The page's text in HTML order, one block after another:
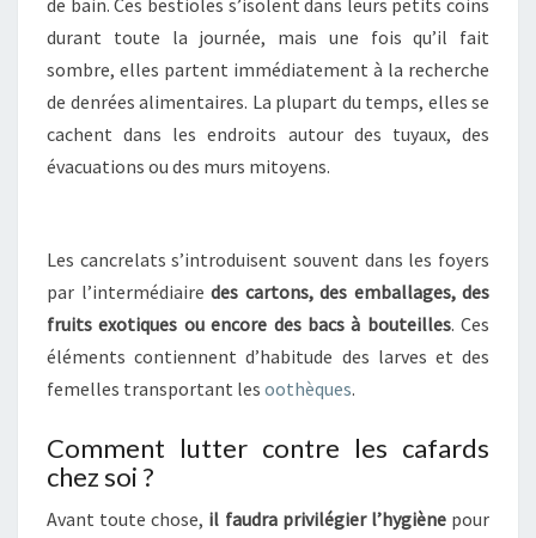
de bain. Ces bestioles s’isolent dans leurs petits coins
durant toute la journée, mais une fois qu’il fait
sombre, elles partent immédiatement à la recherche
de denrées alimentaires. La plupart du temps, elles se
cachent dans les endroits autour des tuyaux, des
évacuations ou des murs mitoyens.
Les cancrelats s’introduisent souvent dans les foyers
par l’intermédiaire des cartons, des emballages, des
fruits exotiques ou encore des bacs à bouteilles. Ces
éléments contiennent d’habitude des larves et des
femelles transportant les oothèques.
Comment lutter contre les cafards
chez soi ?
Avant toute chose, il faudra privilégier l’hygiènepour